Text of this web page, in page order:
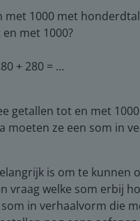
1000 met
met 1000?
+ 280 = ...
getallen tot en met
moeten ze een som in
is om te
vraag welke som erbij
in verhaalvorm die